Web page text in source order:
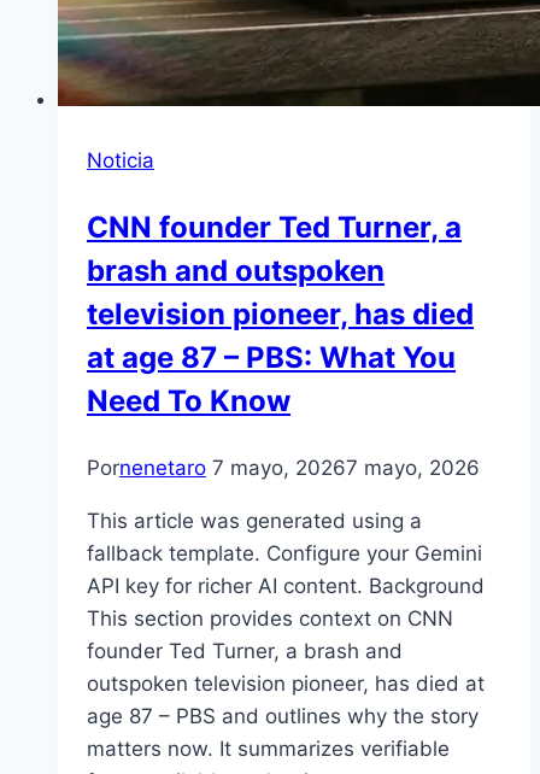
Noticia
CNN founder Ted Turner, a
brash and outspoken
television pioneer, has died
at age 87 – PBS: What You
Need To Know
Pornenetaro 7 mayo, 20267 mayo, 2026
This article was generated using a
fallback template. Configure your Gemini
API key for richer AI content. Background
This section provides context on CNN
founder Ted Turner, a brash and
outspoken television pioneer, has died at
age 87 – PBS and outlines why the story
matters now. It summarizes verifiable